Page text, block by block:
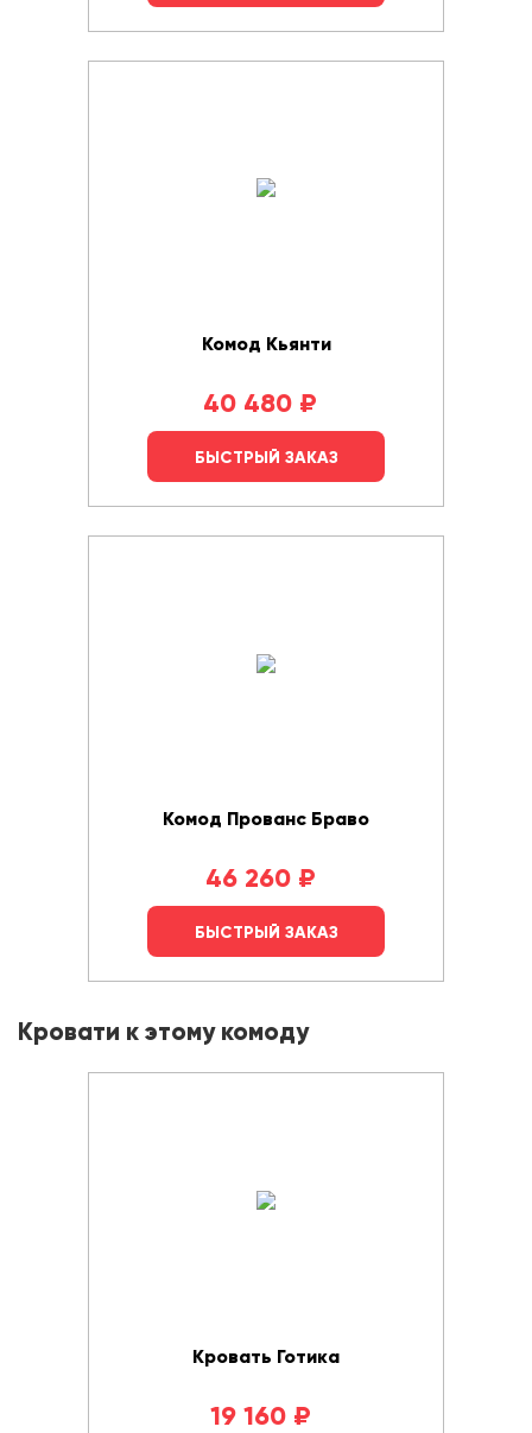
Комод Кьянти
40 480 ₽
БЫСТРЫЙ ЗАКАЗ
Комод Прованс Браво
46 260 ₽
БЫСТРЫЙ ЗАКАЗ
Кровати к этому комоду
Кровать Готика
19 160 ₽